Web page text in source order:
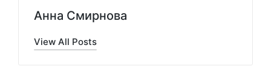
Анна Смирнова
View All Posts